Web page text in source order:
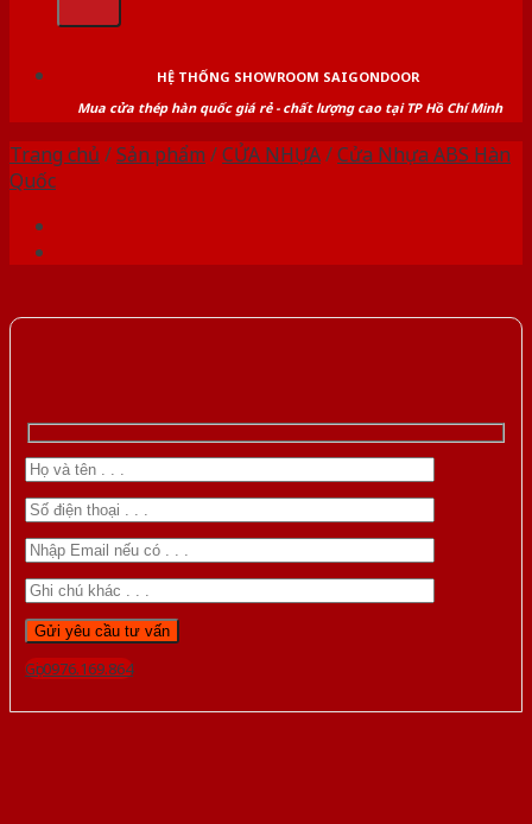
HỆ THỐNG SHOWROOM SAIGONDOOR
Mua cửa thép hàn quốc giá rẻ - chất lượng cao tại TP Hồ Chí Minh
Trang chủ /Sản phẩm /CỬA NHỰA/Cửa Nhựa ABS Hàn
Quốc
Gọi 0976.169.864